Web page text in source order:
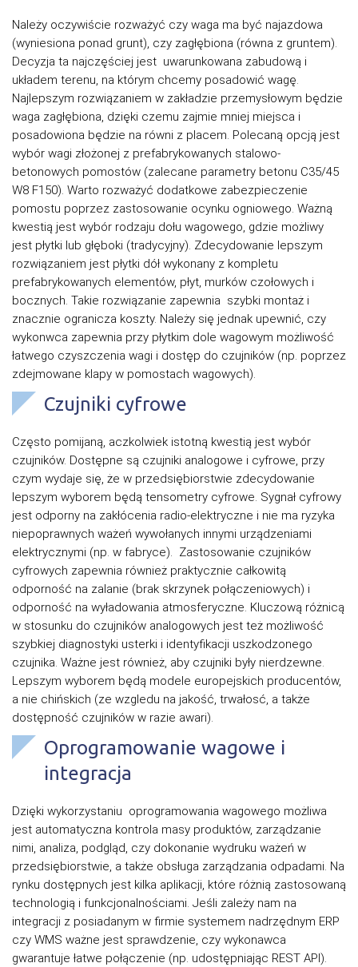
Należy oczywiście rozważyć czy waga ma być najazdowa
(wyniesiona ponad grunt), czy zagłębiona (równa z gruntem).
Decyzja ta najczęściej jest uwarunkowana zabudową i
układem terenu, na którym chcemy posadowić wagę.
Najlepszym rozwiązaniem w zakładzie przemysłowym będzie
waga zagłębiona, dzięki czemu zajmie mniej miejsca i
posadowiona będzie na równi z placem. Polecaną opcją jest
wybór wagi złożonej z prefabrykowanych stalowo-
betonowych pomostów (zalecane parametry betonu C35/45
W8 F150). Warto rozważyć dodatkowe zabezpieczenie
pomostu poprzez zastosowanie ocynku ogniowego. Ważną
kwestią jest wybór rodzaju dołu wagowego, gdzie możliwy
jest płytki lub głęboki (tradycyjny). Zdecydowanie lepszym
rozwiązaniem jest płytki dół wykonany z kompletu
prefabrykowanych elementów, płyt, murków czołowych i
bocznych. Takie rozwiązanie zapewnia szybki montaż i
znacznie ogranicza koszty. Należy się jednak upewnić, czy
wykonwca zapewnia przy płytkim dole wagowym możliwość
łatwego czyszczenia wagi i dostęp do czujników (np. poprzez
zdejmowane klapy w pomostach wagowych).
Czujniki cyfrowe
Często pomijaną, aczkolwiek istotną kwestią jest wybór
czujników. Dostępne są czujniki analogowe i cyfrowe, przy
czym wydaje się, że w przedsiębiorstwie zdecydowanie
lepszym wyborem będą tensometry cyfrowe. Sygnał cyfrowy
jest odporny na zakłócenia radio-elektryczne i nie ma ryzyka
niepoprawnych ważeń wywołanych innymi urządzeniami
elektrycznymi (np. w fabryce). Zastosowanie czujników
cyfrowych zapewnia również praktycznie całkowitą
odporność na zalanie (brak skrzynek połączeniowych) i
odporność na wyładowania atmosferyczne. Kluczową różnicą
w stosunku do czujników analogowych jest też możliwość
szybkiej diagnostyki usterki i identyfikacji uszkodzonego
czujnika. Ważne jest również, aby czujniki były nierdzewne.
Lepszym wyborem będą modele europejskich producentów,
a nie chińskich (ze wzgledu na jakość, trwałosć, a także
dostępność czujników w razie awari).
Oprogramowanie wagowe i
integracja
Dzięki wykorzystaniu oprogramowania wagowego możliwa
jest automatyczna kontrola masy produktów, zarządzanie
nimi, analiza, podgląd, czy dokonanie wydruku ważeń w
przedsiębiorstwie, a także obsługa zarządzania odpadami. Na
rynku dostępnych jest kilka aplikacji, które różnią zastosowaną
technologią i funkcjonalnościami. Jeśli zależy nam na
integracji z posiadanym w firmie systemem nadrzędnym ERP
czy WMS ważne jest sprawdzenie, czy wykonawca
gwarantuje łatwe połączenie (np. udostępniając REST API).